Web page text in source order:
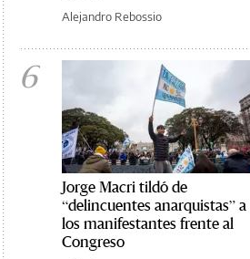
Alejandro Rebossio
6
Jorge Macri tildó de
“delincuentes anarquistas” a
los manifestantes frente al
Congreso